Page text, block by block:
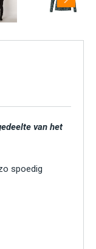
van het
spoedig